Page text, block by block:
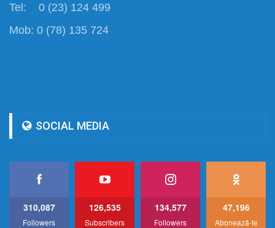
Tel: 0 (23) 124 499
Mob: 0 (78) 135 724
SOCIAL MEDIA
310,087
Followers
126,535
Subscribers
134,577
Followers
47,196
Abonează-te